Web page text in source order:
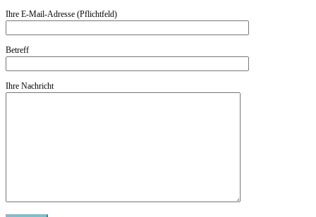
Ihre E-Mail-Adresse (Pflichtfeld)
Betreff
Ihre Nachricht